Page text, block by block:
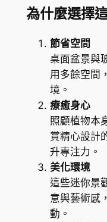
為什麼選擇
節省空間
桌面盆景與
用多餘空間
境。
療癒身心
照顧植物本
賞精心設計
升專注力。
美化環境
這些迷你景
意與藝術感
動。